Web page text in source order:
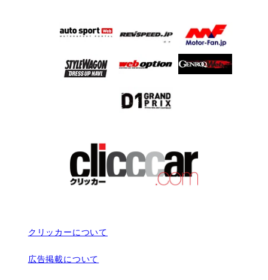
クリッカーについて
広告掲載について